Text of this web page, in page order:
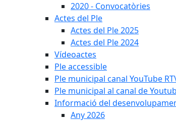
2020 - Convocatòries
Actes del Ple
Actes del Ple 2025
Actes del Ple 2024
Vídeoactes
Ple accessible
Ple municipal canal YouTube
Ple municipal al canal de
Informació del
Any 2026